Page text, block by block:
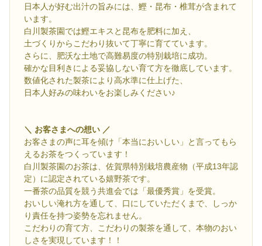
日本人が好む出汁の旨みには、鰹・昆布・椎茸が含まれて
います。
白川製茶園では鰹エキスと昆布を肥料に加え、
土づくりからこだわり抜いて丁寧に育てています。
さらに、肥沃な土地で高難易度の特別栽培に成功。
確かな目利きによる妥協しない育て方を徹底しています。
数値化された製茶により高水準に仕上げた、
日本人好みの味わいをお楽しみください♪
＼ お客さまへの想い ／
お客さまの声に耳を傾け「本当においしい」と言ってもら
えるお茶をつくっています！
白川製茶園のお茶は、佐賀県特別栽培農産物（平成13年認
定）に認定されている嬉野茶です。
一番茶の品質を競う共進会では「最優秀賞」を受賞。
おいしい淹れ方を通して、口にしていただくまで、しっか
り責任を持つ姿勢を忘れません。
こだわりの育て方、こだわりの製茶を通して、本物のおい
しさを実現しています！！